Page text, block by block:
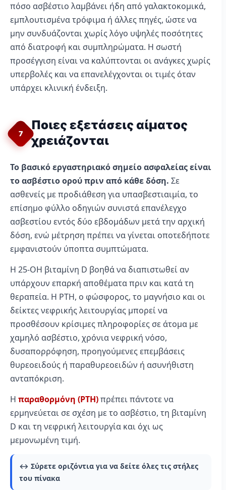
πόσο ασβέστιο λαμβάνει ήδη από γαλακτοκομικά,
εμπλουτισμένα τρόφιμα ή άλλες πηγές, ώστε να
μην συνδυάζονται χωρίς λόγο υψηλές ποσότητες
από διατροφή και συμπληρώματα. Η σωστή
προσέγγιση είναι να καλύπτονται οι ανάγκες χωρίς
υπερβολές και να επανελέγχονται οι τιμές όταν
υπάρχει κλινική ένδειξη.
7
Ποιες εξετάσεις αίματος
χρειάζονται
Το βασικό εργαστηριακό σημείο ασφαλείας είναι
το ασβέστιο ορού πριν από κάθε δόση. Σε
ασθενείς με προδιάθεση για υπασβεστιαιμία, το
επίσημο φύλλο οδηγιών συνιστά επανέλεγχο
ασβεστίου εντός δύο εβδομάδων μετά την αρχική
δόση, ενώ μέτρηση πρέπει να γίνεται οποτεδήποτε
εμφανιστούν ύποπτα συμπτώματα.
Η 25-OH βιταμίνη D βοηθά να διαπιστωθεί αν
υπάρχουν επαρκή αποθέματα πριν και κατά τη
θεραπεία. Η PTH, ο φώσφορος, το μαγνήσιο και οι
δείκτες νεφρικής λειτουργίας μπορεί να
προσθέσουν κρίσιμες πληροφορίες σε άτομα με
χαμηλό ασβέστιο, χρόνια νεφρική νόσο,
δυσαπορρόφηση, προηγούμενες επεμβάσεις
θυρεοειδούς ή παραθυρεοειδών ή ασυνήθιστη
ανταπόκριση.
Η παραθορμόνη (PTH)πρέπει πάντοτε να
ερμηνεύεται σε σχέση με το ασβέστιο, τη βιταμίνη
D και τη νεφρική λειτουργία και όχι ως
μεμονωμένη τιμή.
↔️ Σύρετε οριζόντια για να δείτε όλες τις στήλες
του πίνακα